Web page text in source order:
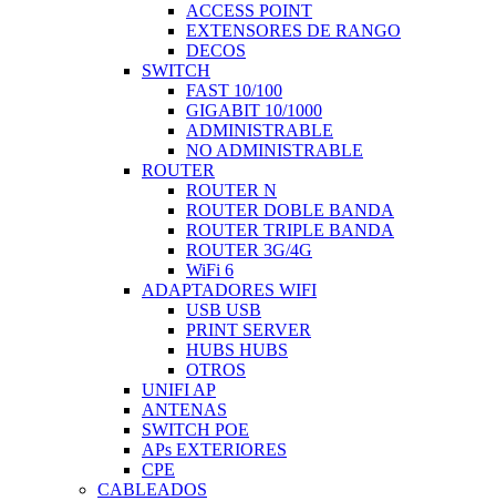
ACCESS POINT
EXTENSORES DE RANGO
DECOS
SWITCH
FAST 10/100
GIGABIT 10/1000
ADMINISTRABLE
NO ADMINISTRABLE
ROUTER
ROUTER N
ROUTER DOBLE BANDA
ROUTER TRIPLE BANDA
ROUTER 3G/4G
WiFi 6
ADAPTADORES WIFI
USB USB
PRINT SERVER
HUBS HUBS
OTROS
UNIFI AP
ANTENAS
SWITCH POE
APs EXTERIORES
CPE
CABLEADOS